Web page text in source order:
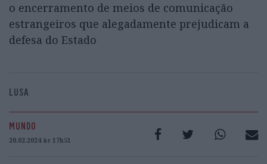
o encerramento de meios de comunicação
estrangeiros que alegadamente prejudicam a
defesa do Estado
LUSA
MUNDO
20.02.2024 às 17h51